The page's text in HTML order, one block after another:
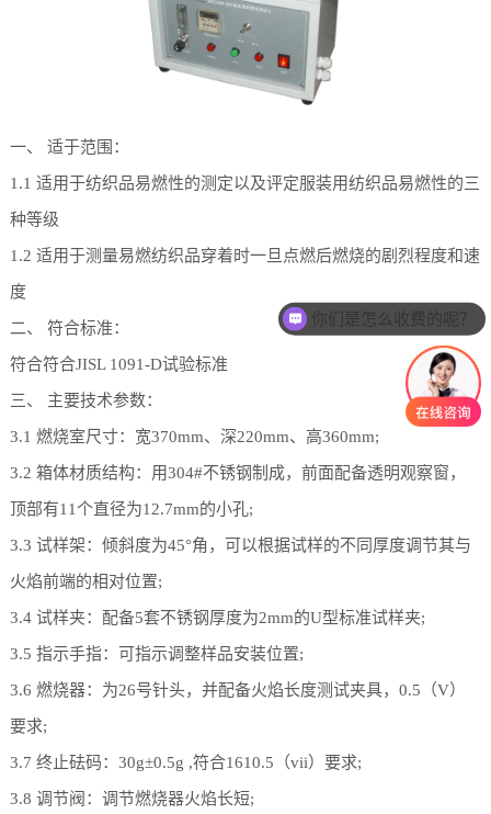
一、 适于范围：
1.1 适用于纺织品易燃性的测定以及评定服装用纺织品易燃性的三
种等级
1.2 适用于测量易燃纺织品穿着时一旦点燃后燃烧的剧烈程度和速
度
二、 符合标准：
符合符合JISL 1091-D试验标准
三、 主要技术参数：
3.1 燃烧室尺寸：宽370mm、深220mm、高360mm;
3.2 箱体材质结构：用304#不锈钢制成，前面配备透明观察窗，
顶部有11个直径为12.7mm的小孔;
3.3 试样架：倾斜度为45°角，可以根据试样的不同厚度调节其与
火焰前端的相对位置;
3.4 试样夹：配备5套不锈钢厚度为2mm的U型标准试样夹;
3.5 指示手指：可指示调整样品安装位置;
3.6 燃烧器：为26号针头，并配备火焰长度测试夹具，0.5（V）
要求;
3.7 终止砝码：30g±0.5g ,符合1610.5（vii）要求;
3.8 调节阀：调节燃烧器火焰长短;
你们是怎么收费的呢？